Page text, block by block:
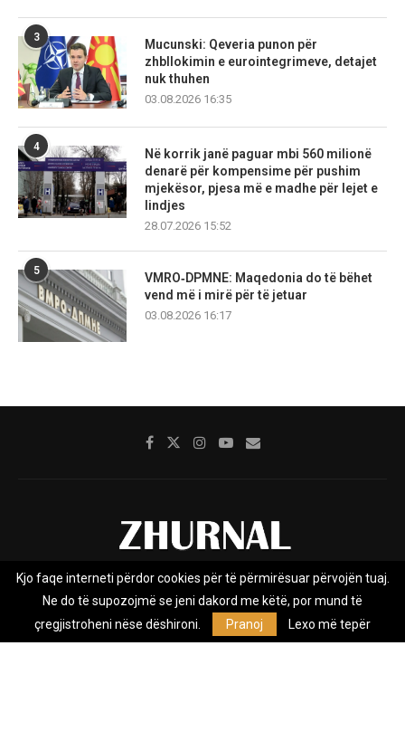
3
Mucunski: Qeveria punon për
zhbllokimin e eurointegrimeve, detajet
nuk thuhen
03.08.2026 16:35
4
Në korrik janë paguar mbi 560 milionë
denarë për kompensime për pushim
mjekësor, pjesa më e madhe për lejet e
lindjes
28.07.2026 15:52
5
VMRO‑DPMNE: Maqedonia do të bëhet
vend më i mirë për të jetuar
03.08.2026 16:17
Rreth nesh Impresumi Marketing
Kontakt
Privacy Policy
Zhurnal.mk është Agjenci e Lajmeve e pavarur, e themeluar në vitin
Kjo faqe interneti përdor cookies për të përmirësuar përvojën tuaj.
Ne do të supozojmë se jeni dakord me këtë, por mund të
çregjistroheni nëse dëshironi.
Pranoj Lexo më tepër